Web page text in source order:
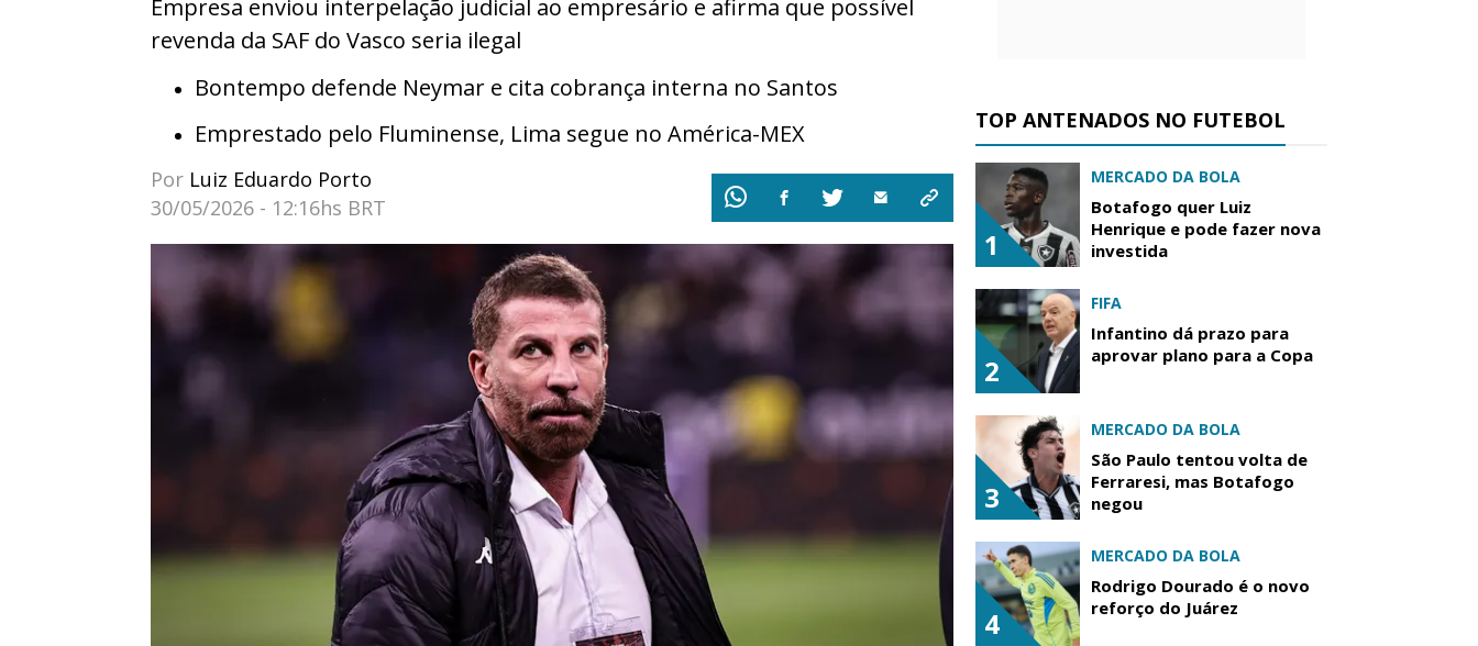
Empresa enviou interpelação judicial ao empresário e afirma que possível
revenda da SAF do Vasco seria ilegal
Bontempo defende Neymar e cita cobrança interna no Santos
Emprestado pelo Fluminense, Lima segue no América-MEX
Por Luiz Eduardo Porto
30/05/2026 - 12:16hs BRT
TOP ANTENADOS NO FUTEBOL
1
MERCADO DA BOLA
Botafogo quer Luiz
Henrique e pode fazer nova
investida
2
FIFA
Infantino dá prazo para
aprovar plano para a Copa
3
MERCADO DA BOLA
São Paulo tentou volta de
Ferraresi, mas Botafogo
negou
4
MERCADO DA BOLA
Rodrigo Dourado é o novo
reforço do Juárez